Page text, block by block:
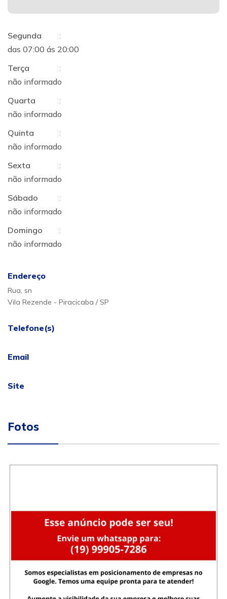
Segunda
:
das 07:00 ás 20:00
Terça
:
não informado
Quarta
:
não informado
Quinta
:
não informado
Sexta
:
não informado
Sábado
:
não informado
Domingo
:
não informado
Endereço
Rua, sn
Vila Rezende - Piracicaba / SP
Telefone(s)
Email
Site
Fotos